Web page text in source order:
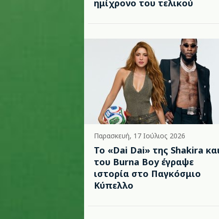
ημίχρονο του τελικού
Παρασκευή, 17 Ιούλιος 2026
To «Dai Dai» της Shakira
του Burna Boy έγραψε
ιστορία στο Παγκόσμιο
Κύπελλο